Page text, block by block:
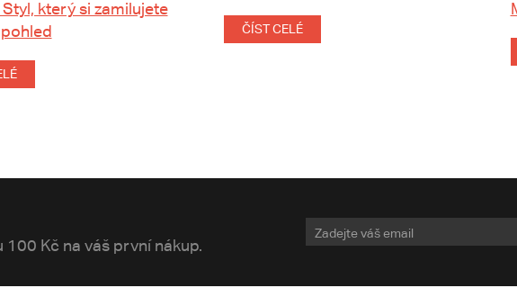
který si zamilujete
ČÍST CELÉ
Kč na váš první nákup.